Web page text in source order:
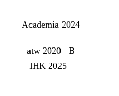
Academia 2024
atw 2020 B
IHK 2025